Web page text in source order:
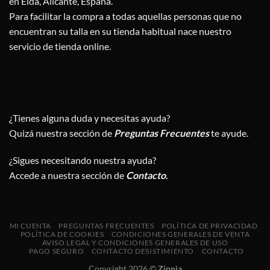
Para facilitar la compra a todas aquellas personas que no
encuentran su talla en su tienda habitual nace nuestro
servicio de tienda online.
¿Tienes alguna duda y necesitas ayuda?
Quizá nuestra sección de Preguntas Frecuenteste ayude.
¿Sigues necesitando nuestra ayuda?
Accede a nuestra sección de Contacto.
MI CUENTA PREGUNTAS FRECUENTES
POLÍTICA DE PRIVACIDAD
POLÍTICA DE COOKIES
CONDICIONES GENERALES DE VENTA
AVISO LEGAL Y CONDICIONES GENERALES DE USO
PAGO SEGURO
CONTACTO DESISTIMIENTO CONTACTO